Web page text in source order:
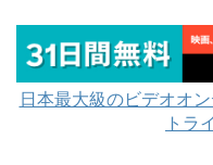
日本最大級のビデオオ
トラ